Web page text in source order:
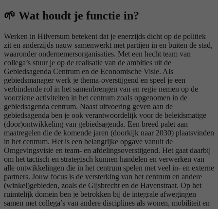
🌱 Wat houdt je functie in?
Werken in Hilversum betekent dat je enerzijds dicht op de politiek
zit en anderzijds nauw samenwerkt met partijen in en buiten de stad,
waaronder ondernemersorganisaties. Met een hecht team van
collega’s stuur je op de realisatie van de ambities uit de
Gebiedsagenda Centrum en de Economische Visie. Als
gebiedsmanager werk je thema-overstijgend en speel je een
verbindende rol in het samenbrengen van en regie nemen op de
voorziene activiteiten in het centrum zoals opgenomen in de
gebiedsagenda centrum. Naast uitvoering geven aan de
gebiedsagenda ben je ook verantwoordelijk voor de beleidsmatige
(door)ontwikkeling van gebiedsagenda. Een breed palet aan
maatregelen die de komende jaren (doorkijk naar 2030) plaatsvinden
in het centrum. Het is een belangrijke opgave vanuit de
Omgevingsvisie en team- en afdelingsoverstijgend. Het gaat daarbij
om het tactisch en strategisch kunnen handelen en verwerken van
alle ontwikkelingen die in het centrum spelen met veel in- en externe
partners. Jouw focus is de versterking van het centrum en andere
(winkel)gebieden, zoals de Gijsbrecht en de Havenstraat. Op het
ruimtelijk domein ben je betrokken bij de integrale afwegingen
samen met collega’s van andere disciplines als wonen, mobiliteit en